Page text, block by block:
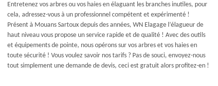
Entretenez vos arbres ou vos haies en élaguant les branches inutiles, pour
cela, adressez-vous à un professionnel compétent et expérimenté !
Présent à Mouans Sartoux depuis des années, WN Elagage l’élagueur de
haut niveau vous propose un service rapide et de qualité ! Avec des outils
et équipements de pointe, nous opérons sur vos arbres et vos haies en
toute sécurité ! Vous voulez savoir nos tarifs ? Pas de souci, envoyez-nous
tout simplement une demande de devis, ceci est gratuit alors profitez-en !